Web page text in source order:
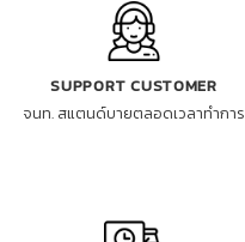
SUPPORT CUSTOMER
จนท. สแตนด์บายตลอดเวลาทำการ